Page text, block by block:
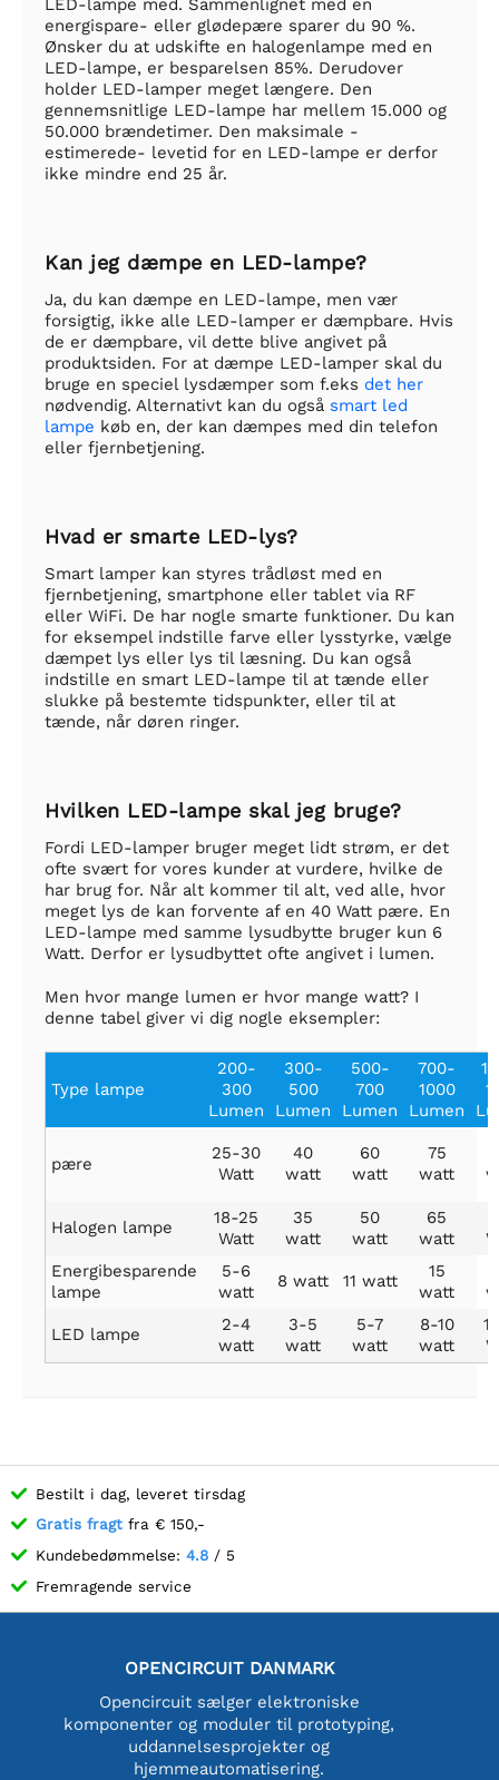
LED-lampe med. Sammenlignet med en
energispare- eller glødepære sparer du 90 %.
Ønsker du at udskifte en halogenlampe med en
LED-lampe, er besparelsen 85%. Derudover
holder LED-lamper meget længere. Den
gennemsnitlige LED-lampe har mellem 15.000 og
50.000 brændetimer. Den maksimale -
estimerede- levetid for en LED-lampe er derfor
ikke mindre end 25 år.
Kan jeg dæmpe en LED-lampe?
Ja, du kan dæmpe en LED-lampe, men vær
forsigtig, ikke alle LED-lamper er dæmpbare. Hvis
de er dæmpbare, vil dette blive angivet på
produktsiden. For at dæmpe LED-lamper skal du
bruge en speciel lysdæmper som f.eks det her
nødvendig. Alternativt kan du også smart led
lampe køb en, der kan dæmpes med din telefon
eller fjernbetjening.
Hvad er smarte LED-lys?
Smart lamper kan styres trådløst med en
fjernbetjening, smartphone eller tablet via RF
eller WiFi. De har nogle smarte funktioner. Du kan
for eksempel indstille farve eller lysstyrke, vælge
dæmpet lys eller lys til læsning. Du kan også
indstille en smart LED-lampe til at tænde eller
slukke på bestemte tidspunkter, eller til at
tænde, når døren ringer.
Hvilken LED-lampe skal jeg bruge?
Fordi LED-lamper bruger meget lidt strøm, er det
ofte svært for vores kunder at vurdere, hvilke de
har brug for. Når alt kommer til alt, ved alle, hvor
meget lys de kan forvente af en 40 Watt pære. En
LED-lampe med samme lysudbytte bruger kun 6
Watt. Derfor er lysudbyttet ofte angivet i lumen.
Men hvor mange lumen er hvor mange watt? I
denne tabel giver vi dig nogle eksempler:
Type lampe
200-
300
Lumen
300-
500
Lumen
500-
700
Lumen
700-
1000
Lumen
pære
25-30
Watt
40
watt
60
watt
75
watt
Halogen lampe
18-25
Watt
35
watt
50
watt
65
watt
Energibesparende
lampe
5-6
watt
8 watt 11 watt
15
watt
LED lampe
2-4
watt
3-5
watt
5-7
watt
8-10
watt
Bestilt i dag, leveret tirsdag
Gratis fragt fra € 150,-
Kundebedømmelse: 4.8 / 5
Fremragende service
OPENCIRCUIT DANMARK
Opencircuit sælger elektroniske
komponenter og moduler til prototyping,
uddannelsesprojekter og
hjemmeautomatisering.